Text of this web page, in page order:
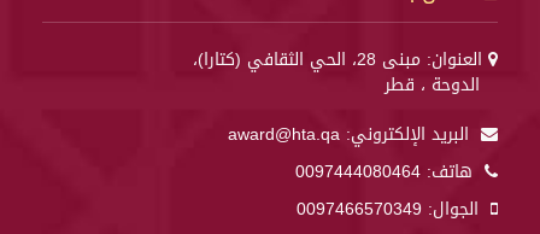
العنوان: مبنى 28، الحي الثقافي (كتارا)،
الدوحة ، قطر
البريد الإلكتروني: award@hta.qa
هاتف: 0097444080464
الجوال: 0097466570349